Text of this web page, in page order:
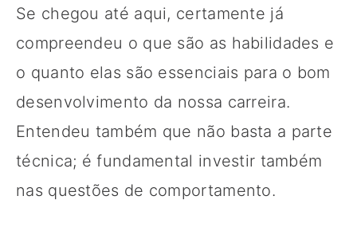
Se chegou até aqui, certamente já
compreendeu o que são as habilidades e
o quanto elas são essenciais para o bom
desenvolvimento da nossa carreira.
Entendeu também que não basta a parte
técnica; é fundamental investir também
nas questões de comportamento.